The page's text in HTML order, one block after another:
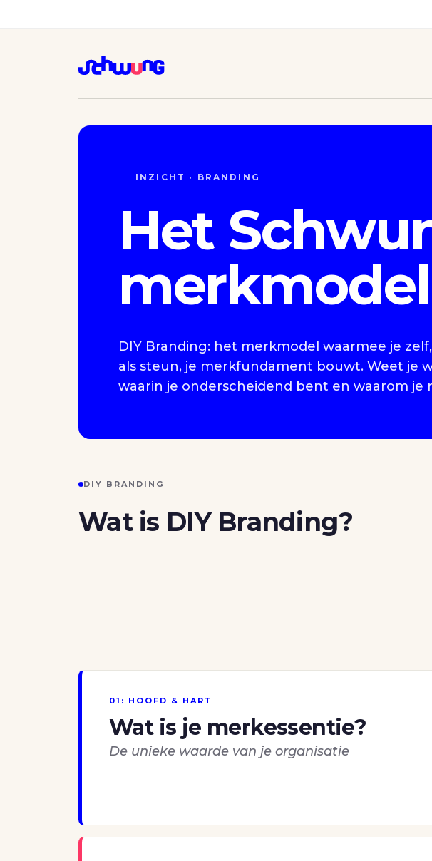
INZICHT · BRANDING
Het
merkmodel
DIY Branding: het merkmodel waarmee je
als steun, je merkfundament bouwt. Weet je
waarin je onderscheidend bent en waarom je
DIY BRANDING
Wat is DIY Branding?
01: HOOFD & HART
Wat is je merkessentie?
De unieke waarde van je organisatie